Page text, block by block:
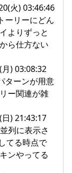
火) 03:46:46
ーリーにどん
よりずっと
ら仕方ない
) 03:08:32
ターンが用意
ー関連が雑
) 21:43:17
列に表示さ
てる時点で
ンやってる